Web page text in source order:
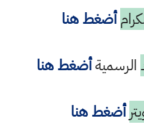
أضغط هنا
الرسميةأضغط هنا
أضغط هنا